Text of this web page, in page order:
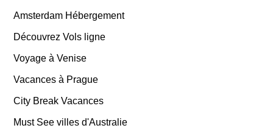
Amsterdam Hébergement
Découvrez Vols ligne
Voyage à Venise
Vacances à Prague
City Break Vacances
Must See villes d'Australie